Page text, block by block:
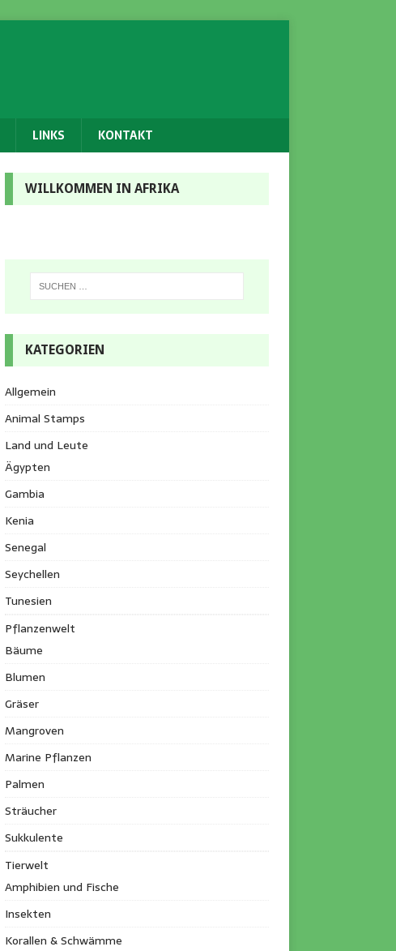
LINKS KONTAKT
WILLKOMMEN IN AFRIKA
KATEGORIEN
Allgemein
Animal Stamps
Land und Leute
Ägypten
Gambia
Kenia
Senegal
Seychellen
Tunesien
Pflanzenwelt
Bäume
Blumen
Gräser
Mangroven
Marine Pflanzen
Palmen
Sträucher
Sukkulente
Tierwelt
Amphibien und Fische
Insekten
Korallen & Schwämme